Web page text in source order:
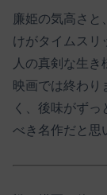
廉姫の気高さ
けがタイムスリ
人の真剣な生
映画では終わり
く、後味がず
べき名作だと思